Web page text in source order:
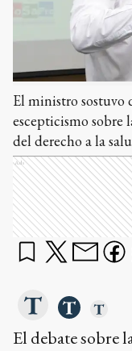
El ministro sostuvo
escepticismo sobre
del derecho a la
Ads
El debate sobre